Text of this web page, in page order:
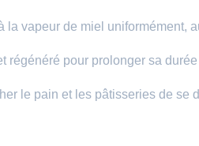
la vapeur de miel uniformément,
régénéré pour prolonger sa
le pain et les pâtisseries de se